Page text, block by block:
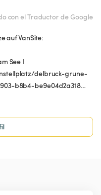
con el Traductor de Google
auf VanSite:
See I
delbruck-grune-
b8b4-be9e04d2a318…